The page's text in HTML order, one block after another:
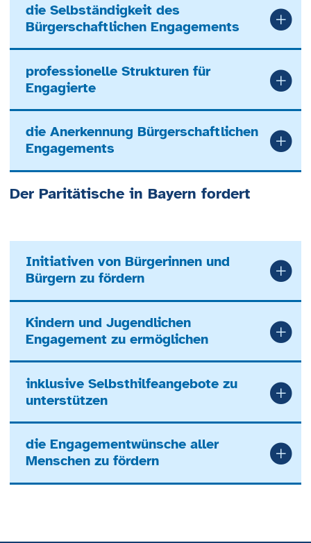
die Selbständigkeit des
Bürgerschaftlichen Engagements
professionelle Strukturen für
Engagierte
die Anerkennung Bürgerschaftlichen
Engagements
Der Paritätische in Bayern fordert
Initiativen von Bürgerinnen und
Bürgern zu fördern
Kindern und Jugendlichen
Engagement zu ermöglichen
inklusive Selbsthilfeangebote zu
unterstützen
die Engagementwünsche aller
Menschen zu fördern